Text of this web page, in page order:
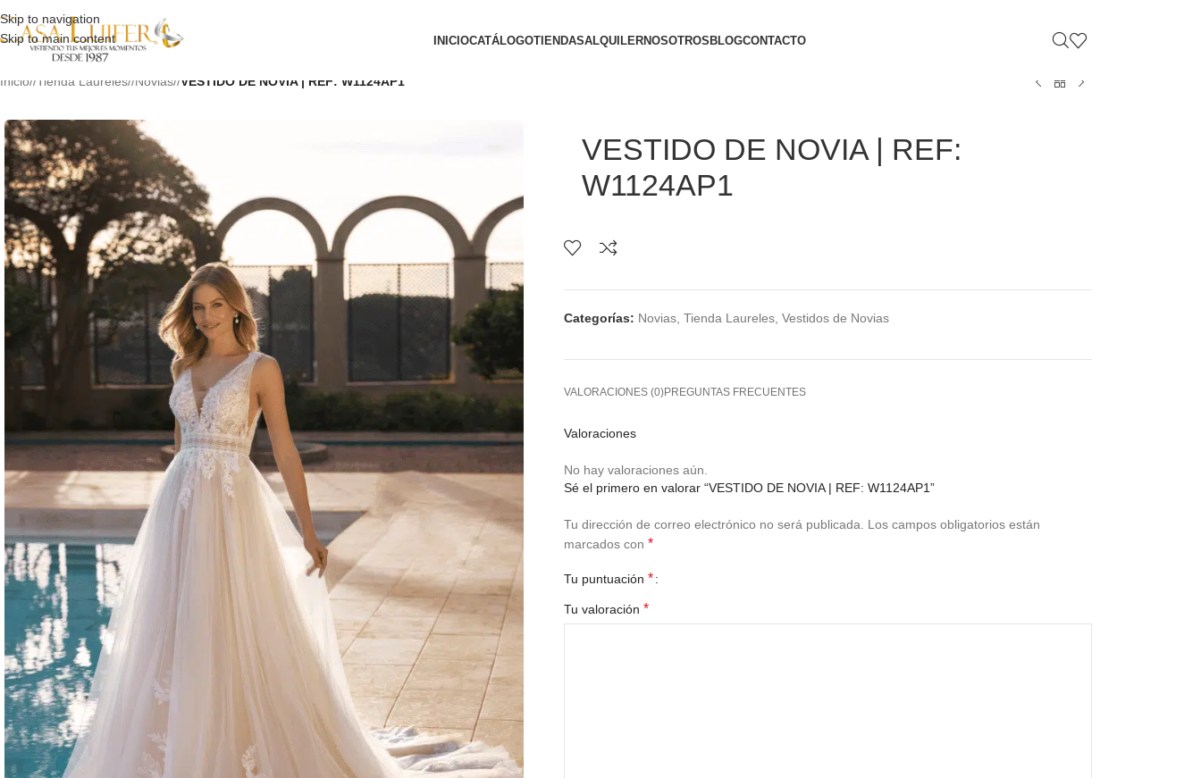
Skip to navigation
Skip to main content
INICIOCATÁLOGOTIENDASALQUILERNOSOTROSBLOGCONTACTO
Inicio/ Tienda Laureles/ Novias/ VESTIDO DE NOVIA | REF: W1124AP1
VESTIDO DE NOVIA | REF:
W1124AP1
Categorías: Novias Tienda Laureles Vestidos de Novias
VALORACIONES (0)PREGUNTAS FRECUENTES
Valoraciones
No hay valoraciones aún.
Sé el primero en valorar “VESTIDO DE NOVIA | REF: W1124AP1”
Tu dirección de correo electrónico no será publicada.
Los campos obligatorios están
marcados con *
Tu puntuación *
Tu valoración *